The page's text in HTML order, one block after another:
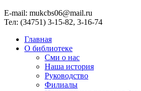
Е-mail: mukcbs06@mail.ru
Тел: (34751) 3-15-82, 3-16-74
Главная
О библиотеке
Сми о нас
Наша история
Руководство
Филиалы